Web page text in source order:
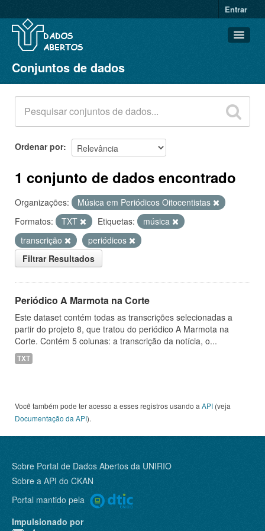
Entrar
Conjuntos de dados
Organizações
Grupos
Sobre
Conjuntos de dados
Ordenar por
1 conjunto de dados encontrado
Organizações:
Música em Periódicos Oitocentistas
Formatos:
TXT Etiquetas:
música
transcrição
periódicos
Filtrar Resultados
Periódico A Marmota na Corte
Este dataset contém todas as transcrições selecionadas a
partir do projeto 8, que tratou do periódico A Marmota na
Corte. Contém 5 colunas: a transcrição da notícia, o...
TXT
Você também pode ter acesso a esses registros usando a API (veja
Documentação da API).
Sobre Portal de Dados Abertos da UNIRIO
Sobre a API do CKAN
Portal mantido pela
Impulsionado por